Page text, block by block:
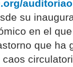
su
en el
que ha